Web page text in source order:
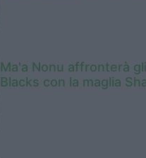
Ma'a Nonu affronterà
Blacks con la maglia